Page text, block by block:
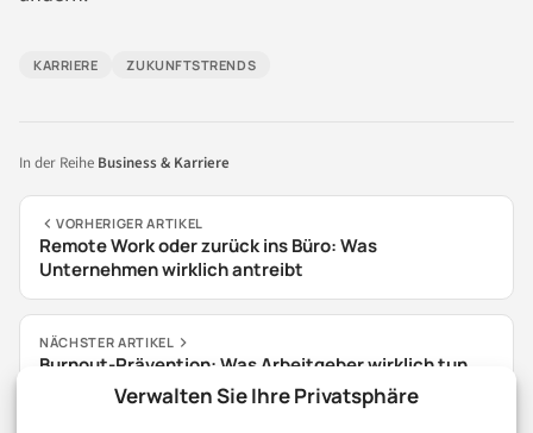
Verwalten Sie Ihre Privatsphäre
KARRIERE ZUKUNFTSTRENDS
In der Reihe Business & Karriere
VORHERIGER ARTIKEL
Remote Work oder zurück ins Büro: Was
Unternehmen wirklich antreibt
NÄCHSTER ARTIKEL
Burnout-Prävention: Was Arbeitgeber wirklich tun